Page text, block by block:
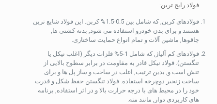
فولاد رایج ترین:
فولادهای کربن, که شامل بین 0.5-1.5% کربن. این فولاد شایع ترین
هستند و برای بدن خودرو استفاده می شود, بدنه کشتی ها,
چاقوها, ماشین آلات و تمام انواع حمایت ساختاری.
فولادهای کم آلیاژ, که شامل 1-5% فلزات دیگر (اغلب نیکل یا
تنگستن). فولاد نیکل قادر به مقاومت در برابر سطوح بالایی از
تنش است و, بدین ترتیب, اغلب در ساخت و ساز پل ها و برای
ساخت زنجیر دوچرخه استفاده. فولاد تنگستن حفظ شکل و قدرت
خود را در محیط های با درجه حرارت بالا و در اثر استفاده, برنامه
های کاربردی دوار, مانند مته.